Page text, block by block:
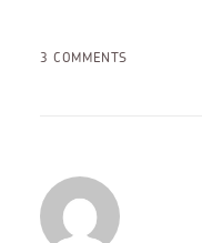
3 COMMENTS